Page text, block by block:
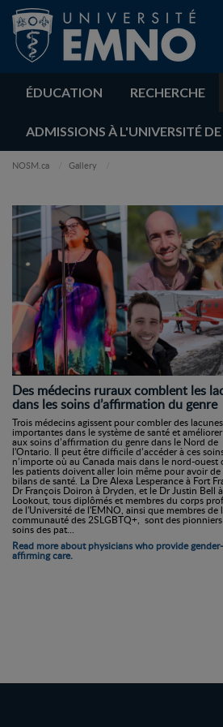
ÉDUCATION RECHERCHE
ADMISSIONS À L'UNIVERSITÉ
NOSM.ca Gallery
Des médecins ruraux comblent les
dans les soins d’affirmation du genre
Trois médecins agissent pour combler des lacunes
importantes dans le système de santé et améliorer
aux soins d’affirmation du genre dans le Nord de
l'Ontario. Il peut être difficile d’accéder à ces
n’importe où au Canada mais dans le nord-ouest
les patients doivent aller loin même pour avoir de
bilans de santé. La Dre Alexa Lesperance à Fort
Dr François Doiron à Dryden, et le Dr Justin Bell
Lookout, tous diplômés et membres du corps
de l'Université de l'EMNO, ainsi que membres de
communauté des 2SLGBTQ+, sont des
soins des pat...
Read more about physicians who provide gender-
affirming care.